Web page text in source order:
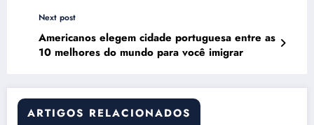
Next post
Americanos elegem cidade portuguesa entre as
10 melhores do mundo para você imigrar
ARTIGOS RELACIONADOS